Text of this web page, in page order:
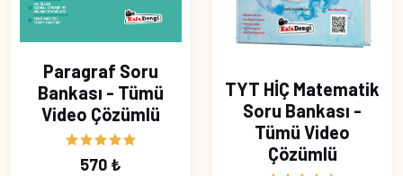
Paragraf Soru
Bankası - Tümü
Video Çözümlü
570 ₺
TYT HİÇ Matematik
Soru Bankası -
Tümü Video
Çözümlü